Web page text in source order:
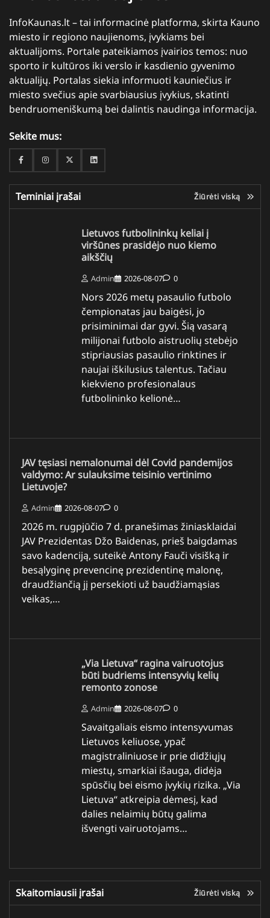
InfoKaunas.lt – tai informacinė platforma, skirta Kauno
miesto ir regiono naujienoms, įvykiams bei
aktualijoms. Portale pateikiamos įvairios temos: nuo
sporto ir kultūros iki verslo ir kasdienio gyvenimo
aktualijų. Portalas siekia informuoti kauniečius ir
miesto svečius apie svarbiausius įvykius, skatinti
bendruomeniškumą bei dalintis naudinga informacija.
Sekite mus:
FacebookInstagramTwitterLinkedin
Teminiai įrašai Žiūrėti viską
Lietuvos futbolininkų keliai į
viršūnes prasidėjo nuo kiemo
aikščių
Admin 2026-08-07 0
Nors 2026 metų pasaulio futbolo
čempionatas jau baigėsi, jo
prisiminimai dar gyvi. Šią vasarą
milijonai futbolo aistruolių stebėjo
stipriausias pasaulio rinktines ir
naujai iškilusius talentus. Tačiau
kiekvieno profesionalaus
futbolininko kelionė…
JAV tęsiasi nemalonumai dėl Covid pandemijos
valdymo: Ar sulauksime teisinio vertinimo
Lietuvoje?
Admin 2026-08-07 0
2026 m. rugpjūčio 7 d. pranešimas žiniasklaidai
JAV Prezidentas Džo Baidenas, prieš baigdamas
savo kadenciją, suteikė Antony Fauči visišką ir
besąlyginę prevencinę prezidentinę malonę,
draudžiančią jį persekioti už baudžiamąsias
veikas,…
„Via Lietuva“ ragina vairuotojus
būti budriems intensyvių kelių
remonto zonose
Admin 2026-08-07 0
Savaitgaliais eismo intensyvumas
Lietuvos keliuose, ypač
magistraliniuose ir prie didžiųjų
miestų, smarkiai išauga, didėja
spūsčių bei eismo įvykių rizika. „Via
Lietuva“ atkreipia dėmesį, kad
dalies nelaimių būtų galima
išvengti vairuotojams…
Skaitomiausii įrašai Žiūrėti viską